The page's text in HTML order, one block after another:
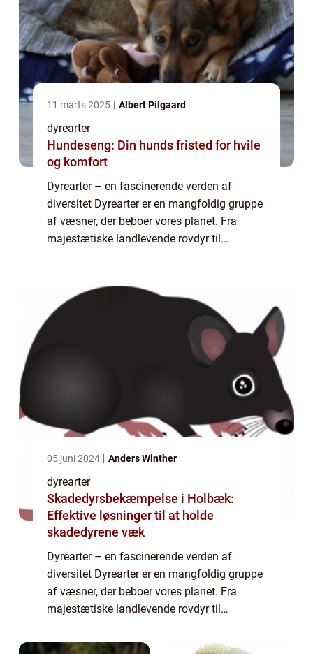
11 marts 2025 Albert Pilgaard
dyrearter
Hundeseng: Din hunds fristed for hvile
og komfort
Dyrearter – en fascinerende verden af
diversitet Dyrearter er en mangfoldig gruppe
af væsner, der beboer vores planet. Fra
majestætiske landlevende rovdyr til
05 juni 2024 Anders Winther
dyrearter
Skadedyrsbekæmpelse i Holbæk:
Effektive løsninger til at holde
skadedyrene væk
Dyrearter – en fascinerende verden af
diversitet Dyrearter er en mangfoldig gruppe
af væsner, der beboer vores planet. Fra
majestætiske landlevende rovdyr til
er dyrearterne en uendelig kilde til fa...